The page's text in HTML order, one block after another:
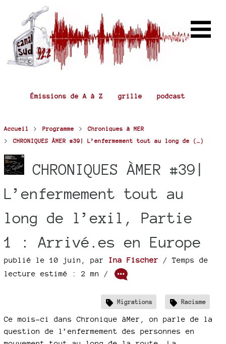
Émissions de A à Z grille podcast
Accueil > Programme > Chroniques à MER
> CHRONIQUES ÀMER #39| L’enfermement tout au long de (…)
CHRONIQUES ÀMER #39|
L’enfermement tout au
long de l’exil, Partie
1 : Arrivé.es en Europe
publié le 10 juin par Ina Fischer / Temps de
lecture estimé : 2 mn /
Migrations Racisme
Ce mois-ci dans Chronique àMer, on parle de la
question de l’enfermement des personnes en